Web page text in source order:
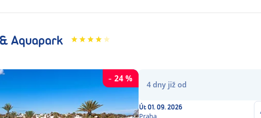
Aquapark
- 24%
4dny již od
Út01. 09. 2026
Praha